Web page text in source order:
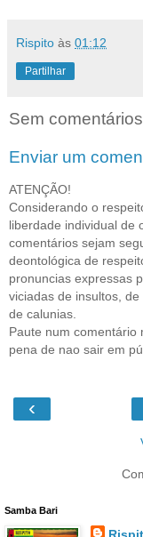
Rispito às 01:12
Partilhar
Sem
Enviar um
ATENÇÃO!
Considerando o
liberdade individual de
comentários sejam
deontológica de
pronuncias expressas
viciadas de insultos,
de calunias.
Paute num comentário
pena de nao sair em
‹
Samba Bari